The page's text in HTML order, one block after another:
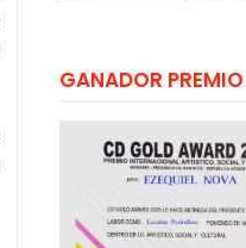
GANADOR